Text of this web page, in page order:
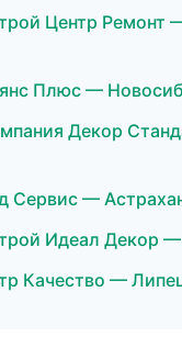
Центр Ремонт
Плюс —
Декор
Сервис —
Идеал Декор —
Качество —